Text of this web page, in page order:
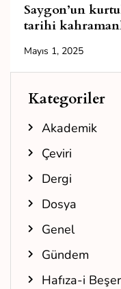
Saygon’un
tarihi
Mayıs 1, 2025
Kategoriler
Akademik
Çeviri
Dergi
Dosya
Genel
Gündem
Hafıza-i Beşer